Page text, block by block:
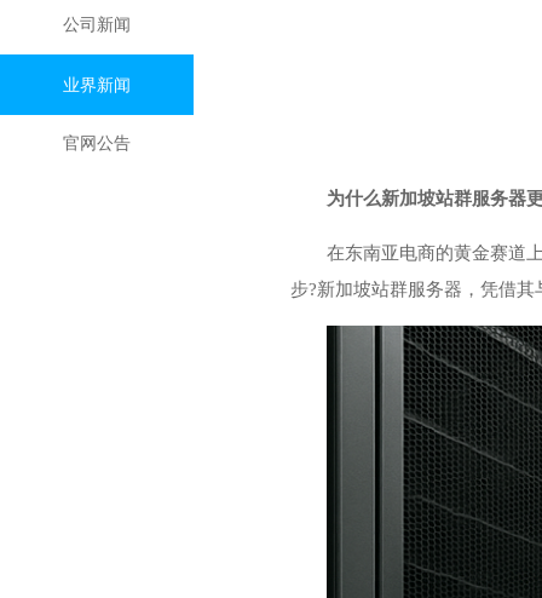
公司新闻
业界新闻
官网公告
为什么新加坡站群服务器
在东南亚电商的黄金赛道
步?新加坡站群服务器，凭借